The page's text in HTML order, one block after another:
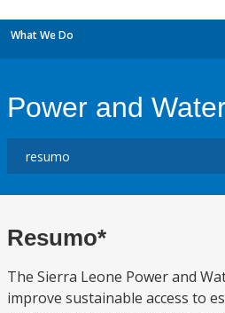
What We Do
Power and
Resumo*
The Sierra Leone Power and
improve sustainable access to